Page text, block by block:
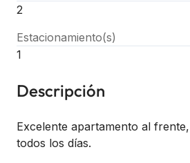
2
Estacionamiento(s)
1
Descripción
Excelente apartamento al
todos los días.